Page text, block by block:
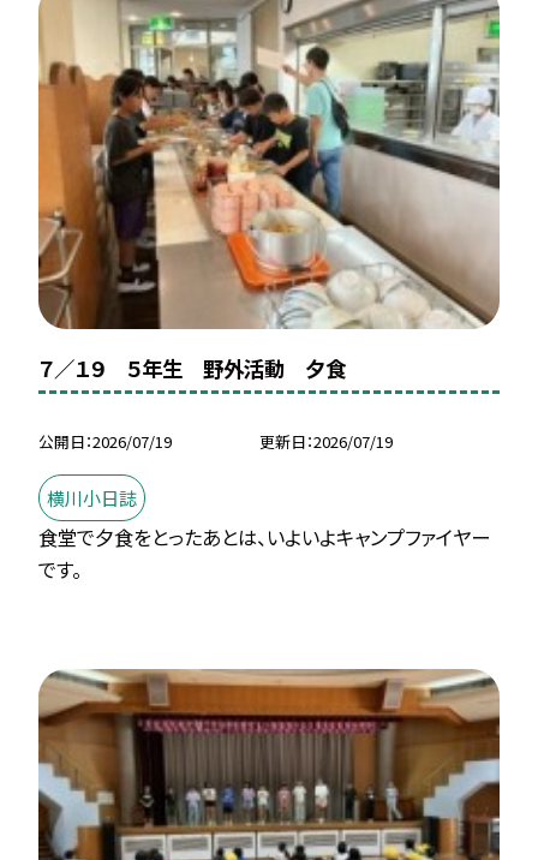
７／１９ ５年生 野外活動 夕食
公開日 2026/07/19 更新日 2026/07/19
横川小日誌
食堂で夕食をとったあとは、いよいよキャンプファイヤー
です。